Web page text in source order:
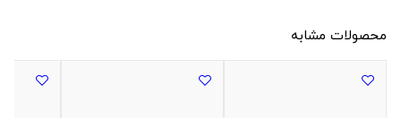
محصولات مشابه